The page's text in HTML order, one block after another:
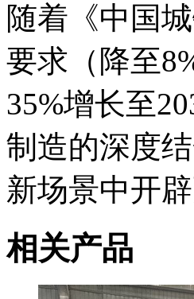
随着《中国
要求（降至
35%增长至
制造的深度
新场景中开辟
相关产品